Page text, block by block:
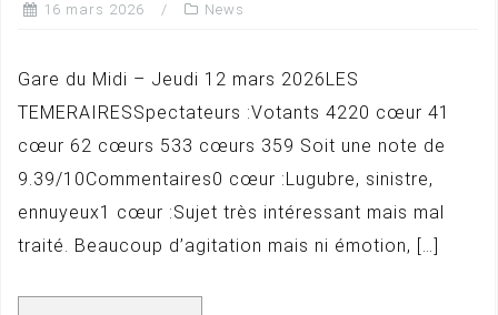
16 mars 2026 News
Gare du Midi – Jeudi 12 mars 2026LES
TEMERAIRESSpectateurs :Votants 4220 cœur 41
cœur 62 cœurs 533 cœurs 359 Soit une note de
9.39/10Commentaires0 cœur :Lugubre, sinistre,
ennuyeux1 cœur :Sujet très intéressant mais mal
traité. Beaucoup d’agitation mais ni émotion, […]